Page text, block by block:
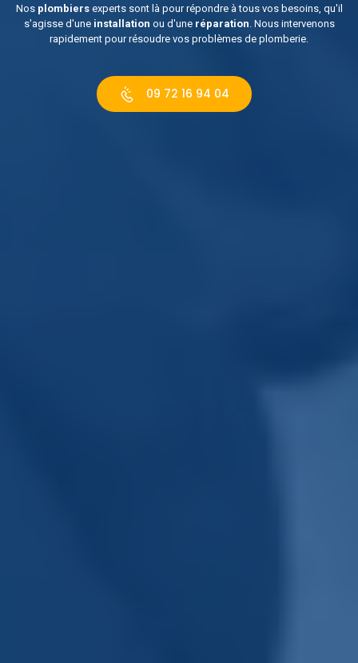
Nos plombiersexperts sont là pour répondre à tous vos besoins, qu'il
s'agisse d'une installation ou d'une réparation . Nous intervenons
rapidement pour résoudre vos problèmes de plomberie.
09 72 16 94 04